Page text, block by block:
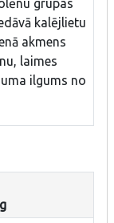
grupas
kalējlietu
akmens
laimes
ilgums no